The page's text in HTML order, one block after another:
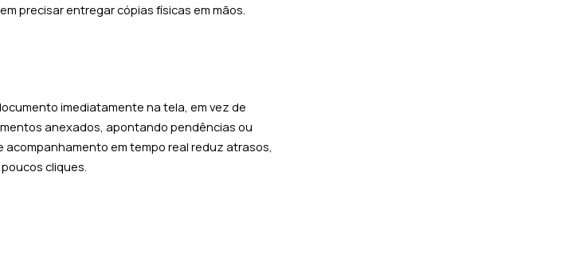
precisar entregar cópias físicas em mãos.
imediatamente na tela, em vez de
anexados, apontando pendências ou
em tempo real reduz atrasos,
cliques.